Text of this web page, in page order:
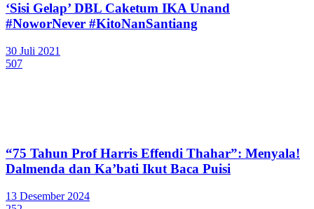
‘Sisi Gelap’ DBL Caketum IKA Unand
#NoworNever #KitoNanSantiang
30 Juli 2021
507
“75 Tahun Prof Harris Effendi Thahar”: Menyala!
Dalmenda dan Ka’bati Ikut Baca Puisi
13 Desember 2024